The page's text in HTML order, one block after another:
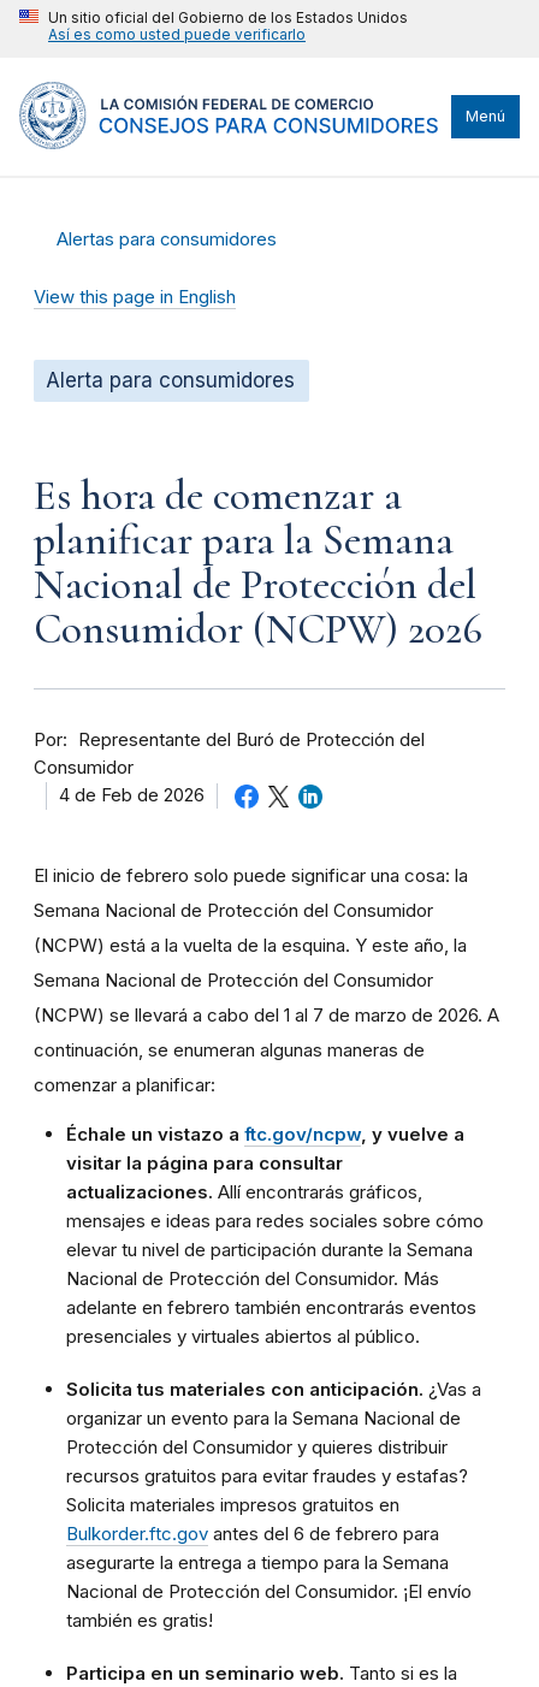
Un sitio oficial del Gobierno de los Estados Unidos
Así es como usted puede verificarlo
Menú
Alertas para consumidores
View this page in English
Alerta para consumidores
Es hora de comenzar a
planificar para la Semana
Nacional de Protección del
Consumidor (NCPW) 2026
Por
Representante del Buró de Protección del
Consumidor
4 de Feb de 2026
El inicio de febrero solo puede significar una cosa: la
Semana Nacional de Protección del Consumidor
(NCPW) está a la vuelta de la esquina. Y este año, la
Semana Nacional de Protección del Consumidor
(NCPW) se llevará a cabo del 1 al 7 de marzo de 2026. A
continuación, se enumeran algunas maneras de
comenzar a planificar:
Échale un vistazo a ftc.gov/ncpw, y vuelve a
visitar la página para consultar
actualizaciones. Allí encontrarás gráficos,
mensajes e ideas para redes sociales sobre cómo
elevar tu nivel de participación durante la Semana
Nacional de Protección del Consumidor. Más
adelante en febrero también encontrarás eventos
presenciales y virtuales abiertos al público.
Solicita tus materiales con anticipación. ¿Vas a
organizar un evento para la Semana Nacional de
Protección del Consumidor y quieres distribuir
recursos gratuitos para evitar fraudes y estafas?
Solicita materiales impresos gratuitos en
Bulkorder.ftc.gov antes del 6 de febrero para
asegurarte la entrega a tiempo para la Semana
Nacional de Protección del Consumidor. ¡El envío
también es gratis!
Participa en un seminario web. Tanto si es la